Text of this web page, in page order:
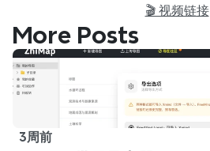
🎬 视频链接
More Posts
3周前